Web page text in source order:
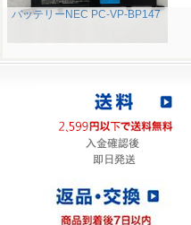
バッテリーNEC PC-VP-BP147